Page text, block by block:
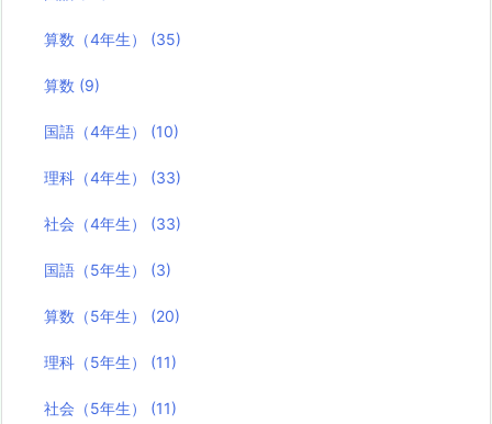
算数（4年生） (35)
算数 (9)
国語（4年生） (10)
理科（4年生） (33)
社会（4年生） (33)
国語（5年生） (3)
算数（5年生） (20)
理科（5年生） (11)
社会（5年生） (11)